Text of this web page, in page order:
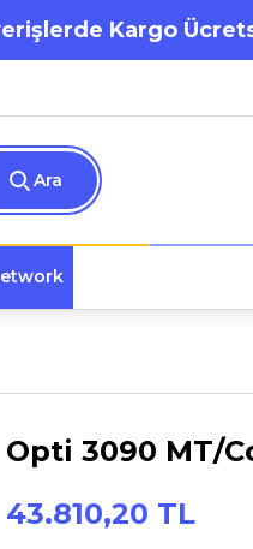
Kargo
Ara
Opti 3090 MT/
43.810,20 TL